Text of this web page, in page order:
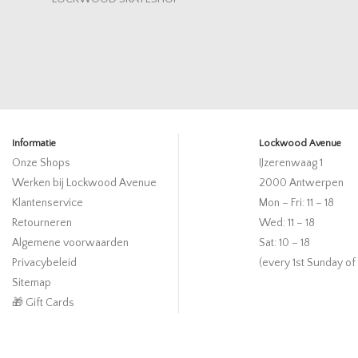
Informatie
Onze Shops
Werken bij Lockwood Avenue
Klantenservice
Retourneren
Algemene voorwaarden
Privacybeleid
Sitemap
🎁 Gift Cards
Lockwood Avenue
IJzerenwaag 1
2000 Antwerpen
Mon – Fri: 11 – 18
Wed: 11 – 18
Sat: 10 – 18
(every 1st Sunday